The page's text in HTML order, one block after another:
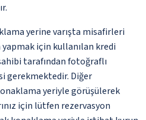
yerine varışta misafirleri
yapmak için kullanılan kredi
tarafından fotoğraflı
Diğer
yeriyle görüşülerek
için lütfen rezervasyon